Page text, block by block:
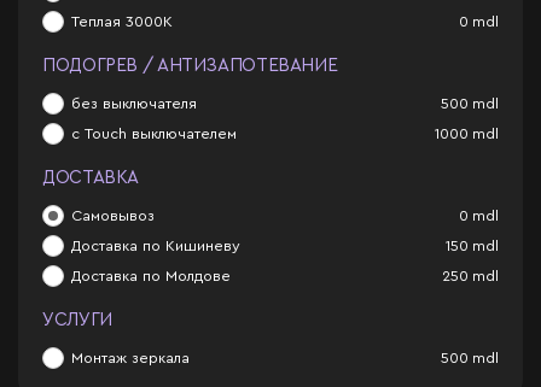
Теплая 3000К 0 mdl
ПОДОГРЕВ / АНТИЗАПОТЕВАНИЕ
без выключателя 500 mdl
с Touch выключателем 1000 mdl
ДОСТАВКА
Самовывоз 0 mdl
Доставка по Кишиневу 150 mdl
Доставка по Молдове 250 mdl
УСЛУГИ
Монтаж зеркала 500 mdl